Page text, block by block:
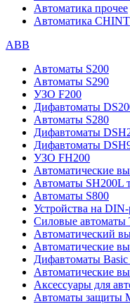
Автоматика прочее
Автоматика CHINT
ABB
Автоматы S200
Автоматы S290
УЗО F200
Дифавтоматы
Автоматы S280
Дифавтоматы
Дифавтоматы
УЗО FH200
Автоматические
Автоматы SH200L
Автоматы S800
Устройства на
Силовые автоматы
Автоматический
Автоматические
Дифавтоматы
Автоматические
Аксессуары для
Автоматы защиты